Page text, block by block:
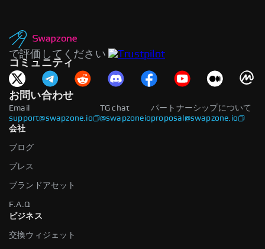
で評価してください
コミュニティ
お問い合わせ
Email
support@swapzone.io
パートナーシップについて
proposal@swapzone.io
TG chat
@swapzoneio
会社
ブログ
プレス
ブランドアセット
F.A.Q
ビジネス
交換ウィジェット